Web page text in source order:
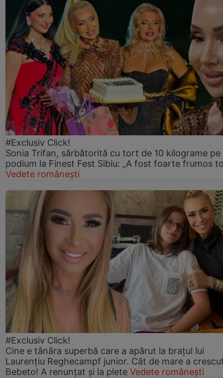
#Exclusiv Click!
Sonia Trifan, sărbătorită cu tort de 10 kilograme pe
podium la Finest Fest Sibiu: „A fost foarte frumos
Vedete românești
#Exclusiv Click!
Cine e tânăra superbă care a apărut la brațul lui
Laurențiu Reghecampf junior. Cât de mare a
Bebeto! A renunțat și la plete Vedete românești